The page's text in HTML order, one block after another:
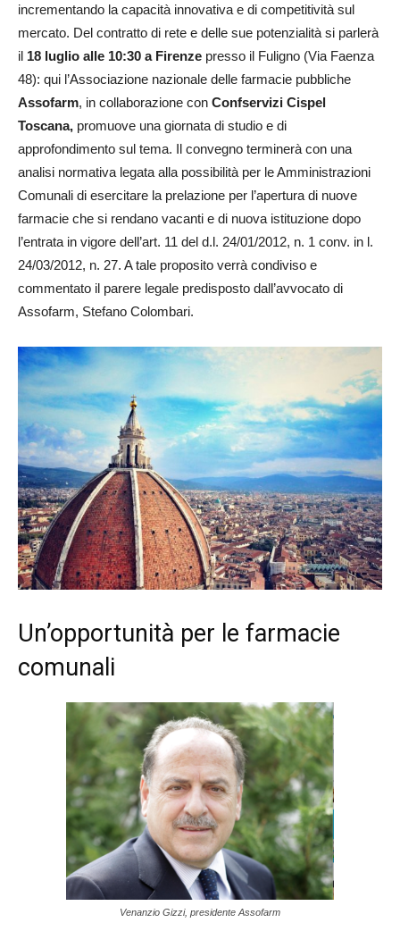
incrementando la capacità innovativa e di competitività sul
mercato. Del contratto di rete e delle sue potenzialità si parlerà
il 18 luglio alle 10:30 a Firenze presso il Fuligno (Via Faenza
48): qui l’Associazione nazionale delle farmacie pubbliche
Assofarm, in collaborazione con Confservizi Cispel
Toscana, promuove una giornata di studio e di
approfondimento sul tema. Il convegno terminerà con una
analisi normativa legata alla possibilità per le Amministrazioni
Comunali di esercitare la prelazione per l’apertura di nuove
farmacie che si rendano vacanti e di nuova istituzione dopo
l’entrata in vigore dell’art. 11 del d.l. 24/01/2012, n. 1 conv. in l.
24/03/2012, n. 27. A tale proposito verrà condiviso e
commentato il parere legale predisposto dall’avvocato di
Assofarm, Stefano Colombari.
Un’opportunità per le farmacie
comunali
Venanzio Gizzi, presidente Assofarm